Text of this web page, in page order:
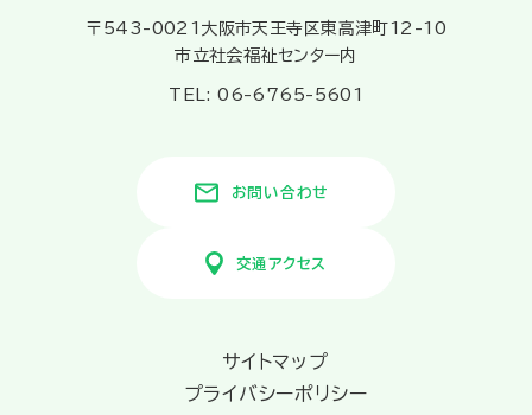
〒543-0021大阪市天王寺区東高津町12-10
市立社会福祉センター内
TEL: 06-6765-5601
お問い合わせ
交通アクセス
サイトマップ
プライバシーポリシー